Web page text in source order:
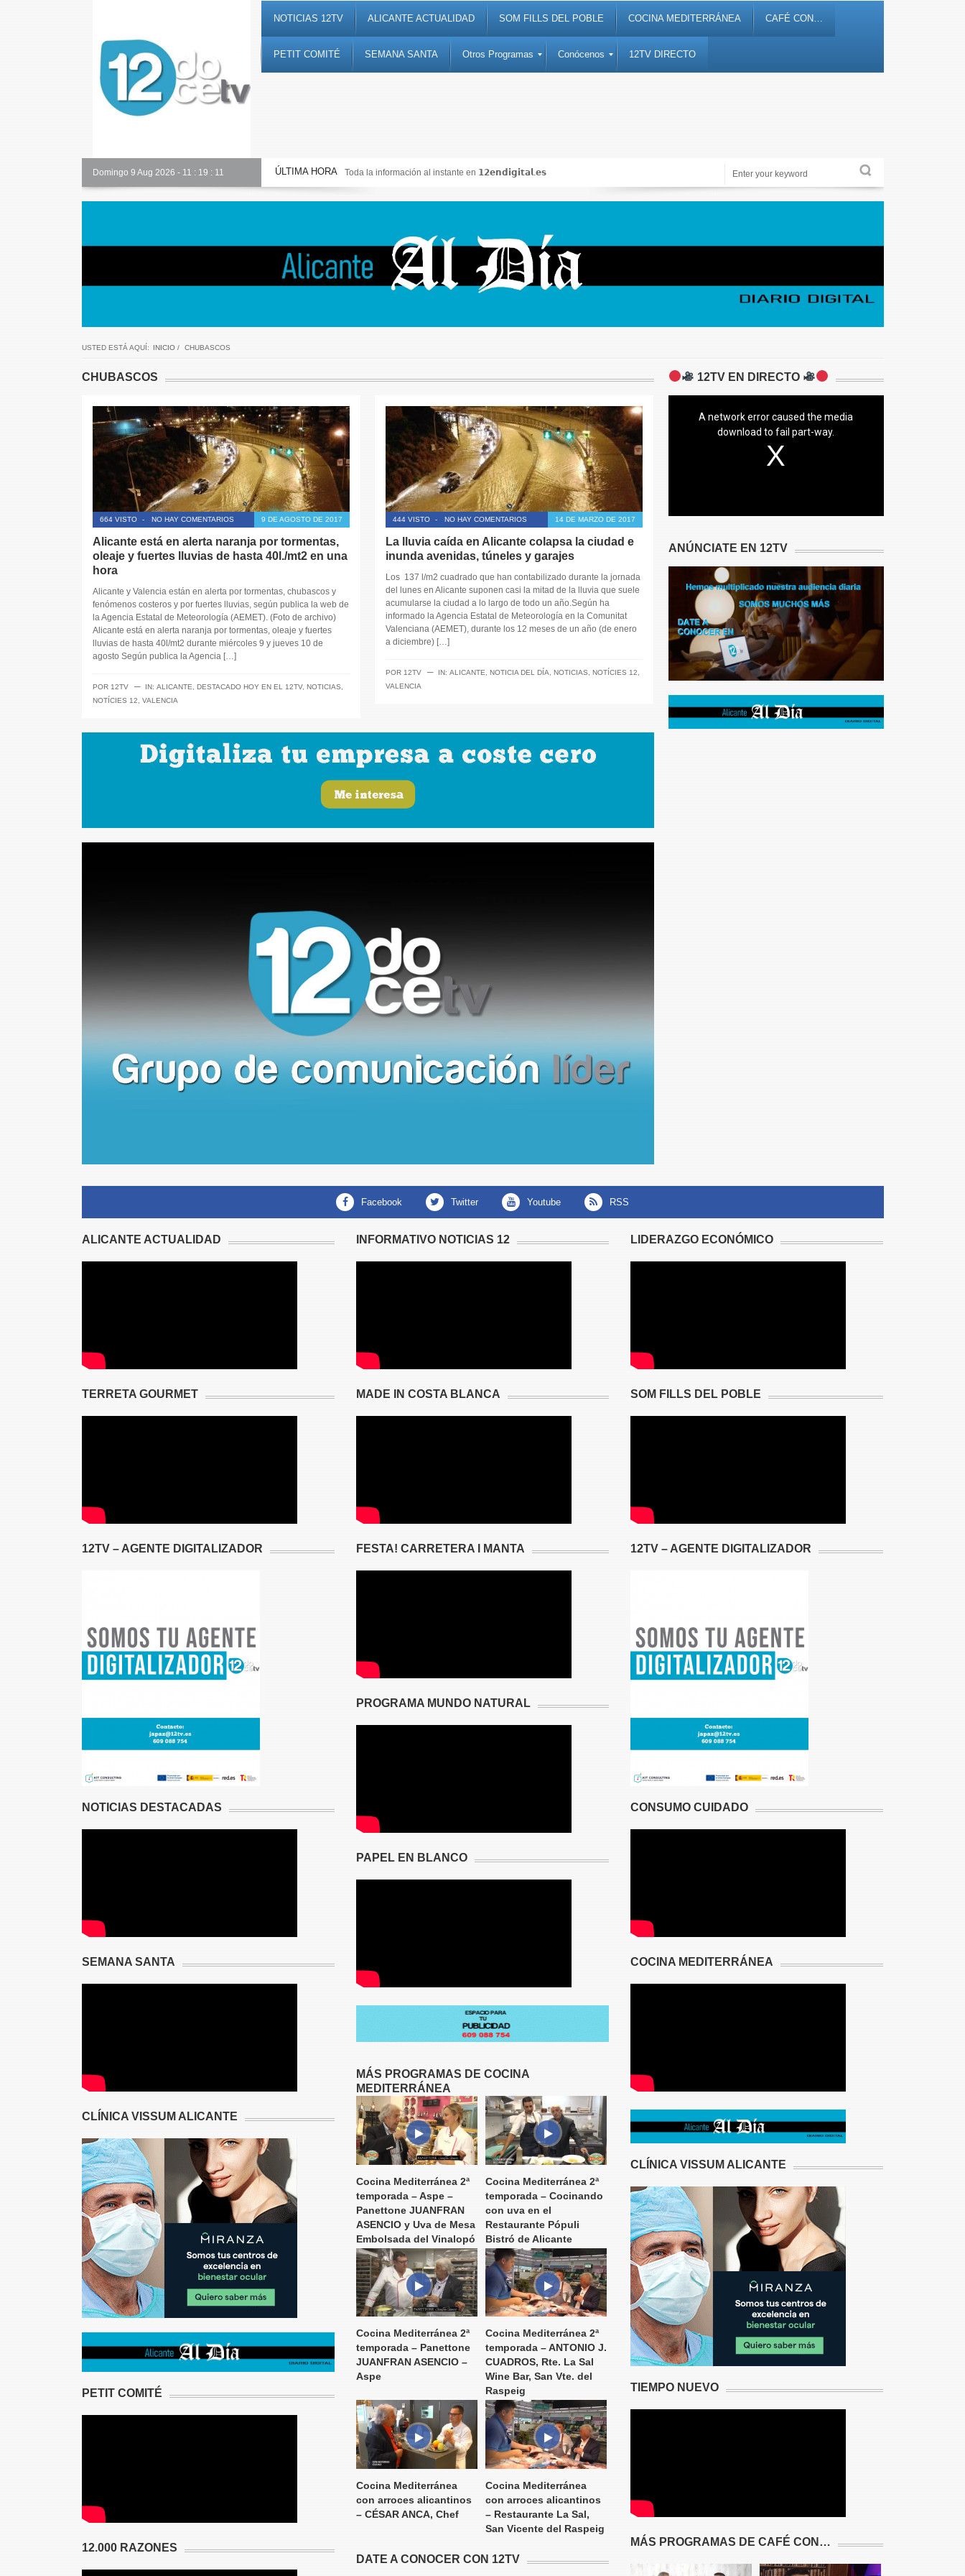
NOTICIAS 12TV ALICANTE ACTUALIDAD SOM FILLS DEL POBLE COCINA MEDITERRÁNEA CAFÉ CON…
PETIT COMITÉ SEMANA SANTA Otros Programas Conócenos 12TV DIRECTO
Domingo 9 Aug 2026 - 11 : 19 : 12 ÚLTIMA HORA
Alicante Actualidad Toda la información al instante en 𝟭𝟮𝗲𝗻𝗱𝗶𝗴𝗶𝘁𝗮𝗹.𝗲𝘀 Noticias, debates, fiestas, cultura, ocio y entretenimiento
USTED ESTÁ AQUÍ: INICIO/ CHUBASCOS
CHUBASCOS
664 VISTO - NO HAY COMENTARIOS 9 DE AGOSTO DE 2017
Alicante está en alerta naranja por tormentas,
oleaje y fuertes lluvias de hasta 40l./mt2 en una
hora
Alicante y Valencia están en alerta por tormentas, chubascos y
fenómenos costeros y por fuertes lluvias, según publica la web de
la Agencia Estatal de Meteorología (AEMET). (Foto de archivo)
Alicante está en alerta naranja por tormentas, oleaje y fuertes
lluvias de hasta 40l/mt2 durante miércoles 9 y jueves 10 de
agosto Según publica la Agencia […]
POR 12TV ─ IN: ALICANTE DESTACADO HOY EN EL 12TV, NOTICIAS
NOTÍCIES 12
VALENCIA
444 VISTO - NO HAY COMENTARIOS 14 DE MARZO DE 2017
La lluvia caída en Alicante colapsa la ciudad e
inunda avenidas, túneles y garajes
Los 137 l/m2 cuadrado que han contabilizado durante la jornada
del lunes en Alicante suponen casi la mitad de la lluvia que suele
acumularse la ciudad a lo largo de todo un año.Según ha
informado la Agencia Estatal de Meteorología en la Comunitat
Valenciana (AEMET), durante los 12 meses de un año (de enero
a diciembre) […]
POR 12TV ─ IN: ALICANTE NOTICIA DEL DÍA NOTICIAS NOTÍCIES 12
VALENCIA
12TV EN DIRECTO
A network error caused the media
download to fail part-way.
ANÚNCIATE EN 12TV
facebook twitter youtube RSS
ALICANTE ACTUALIDAD
TERRETA GOURMET
12TV – AGENTE DIGITALIZADOR
NOTICIAS DESTACADAS
SEMANA SANTA
CLÍNICA VISSUM ALICANTE
PETIT COMITÉ
12.000 RAZONES
INFORMATIVO NOTICIAS 12
MADE IN COSTA BLANCA
FESTA! CARRETERA I MANTA
PROGRAMA MUNDO NATURAL
PAPEL EN BLANCO
MÁS PROGRAMAS DE COCINA
MEDITERRÁNEA
Cocina Mediterránea 2ª
temporada – Aspe –
Panettone JUANFRAN
ASENCIO y Uva de Mesa
Embolsada del Vinalopó
Cocina Mediterránea 2ª
temporada – Cocinando
con uva en el
Restaurante Pópuli
Bistró de Alicante
Cocina Mediterránea 2ª
temporada – Panettone
JUANFRAN ASENCIO –
Aspe
Cocina Mediterránea 2ª
temporada – ANTONIO J.
CUADROS, Rte. La Sal
Wine Bar, San Vte. del
Raspeig
Cocina Mediterránea
con arroces alicantinos
– CÉSAR ANCA, Chef
Cocina Mediterránea
con arroces alicantinos
– Restaurante La Sal,
San Vicente del Raspeig
DATE A CONOCER CON 12TV
LIDERAZGO ECONÓMICO
SOM FILLS DEL POBLE
12TV – AGENTE DIGITALIZADOR
CONSUMO CUIDADO
COCINA MEDITERRÁNEA
CLÍNICA VISSUM ALICANTE
TIEMPO NUEVO
MÁS PROGRAMAS DE CAFÉ CON…